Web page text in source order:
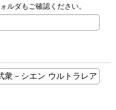
ルダもご確認ください。